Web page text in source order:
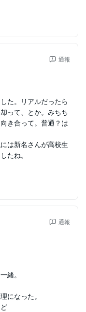
通報
た。リアルだったら
って、とか。みちち
き合って。普通？は
は新名さんが高校生
たね。
通報
緒。
になった。